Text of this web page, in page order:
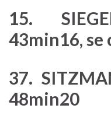
15.
43min16, se
37.
48min20